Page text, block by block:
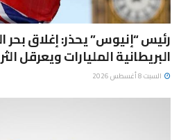
رئيس “إنيوس” يحذر: إغلاق بحر
البريطانية المليارات ويعرقل
السبت 8 أغسطس 2026